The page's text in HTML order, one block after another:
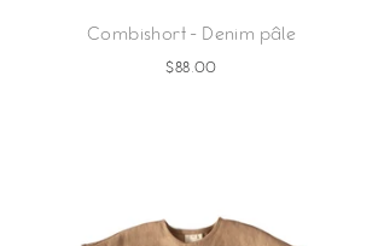
Combishort - Denim pâle
$88.00